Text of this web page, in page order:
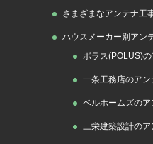
さまざまなアンテナ工
ハウスメーカー別アン
ポラス(POLUS)
一条工務店のアン
ベルホームズの
三栄建築設計の